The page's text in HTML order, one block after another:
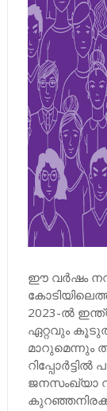
ഈ വര്‍ഷം
2023-ല്‍
ഏറ്റവും
മാറുമെന്നും
ജനസംഖ്യാ